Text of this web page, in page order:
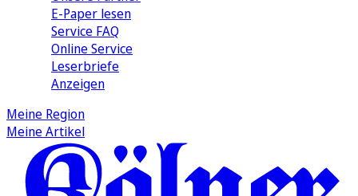
E-Paper lesen
Service FAQ
Online Service
Leserbriefe
Anzeigen
Meine Region
Meine Artikel